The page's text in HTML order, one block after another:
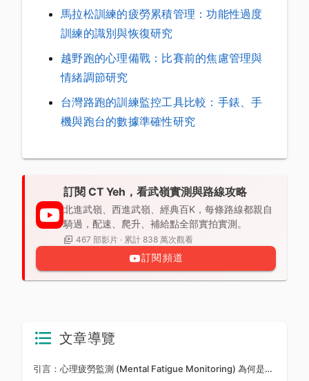
馬拉松訓練的疲勞累積管理：功能性過度
訓練的識別與恢復研究
越野跑的心理備戰：比賽前的焦慮管理與
情緒調節研究
台灣路跑的訓練監控工具比較：手錶、手
機與跑台的數據準確性研究
訂閱 CT Yeh，看武嶺實測與路線攻略
北進武嶺、西進武嶺、經典百K，每條路線都親自
騎過，配速、爬升、補給點全部實拍實測。
467 部影片 · 累計 838 萬次觀看
訂閱頻道
文章導覽
引言：心理疲勞監測 (Mental Fatigue Monitoring) 為何是進階訓練的關鍵拼圖